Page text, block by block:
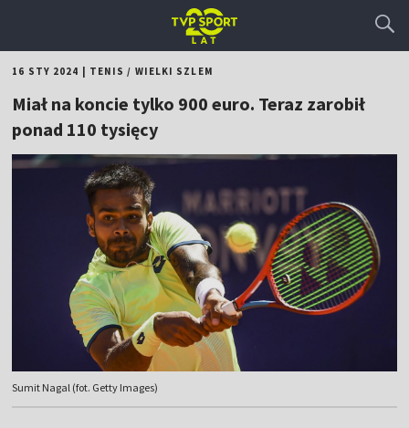
16 STY 2024 TENIS / WIELKI SZLEM
Miał na koncie tylko 900 euro. Teraz zarobił
ponad 110 tysięcy
Sumit Nagal (fot. Getty Images)